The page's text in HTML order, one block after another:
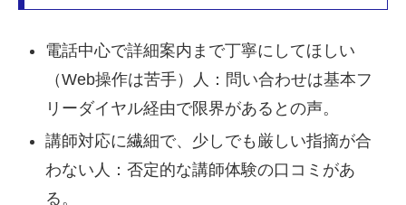
電話中心で詳細案内まで丁寧にしてほしい
（Web操作は苦手）人：問い合わせは基本フ
リーダイヤル経由で限界があるとの声。
講師対応に繊細で、少しでも厳しい指摘が合
わない人：否定的な講師体験の口コミがあ
る。